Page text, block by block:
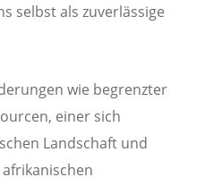
selbst als zuverlässige
wie begrenzter
einer sich
Landschaft und